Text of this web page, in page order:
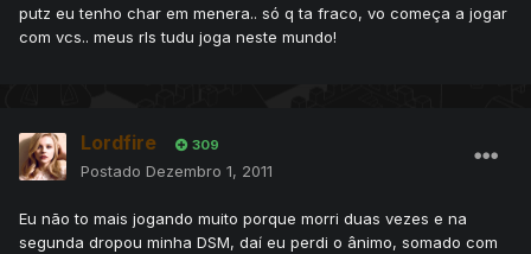
putz eu tenho char em menera.. só q ta fraco, vo começa a jogar
com vcs.. meus rls tudu joga neste mundo!
Lordfire 309
Postado Dezembro 1, 2011
Eu não to mais jogando muito porque morri duas vezes e na
segunda dropou minha DSM, daí eu perdi o ânimo, somado com